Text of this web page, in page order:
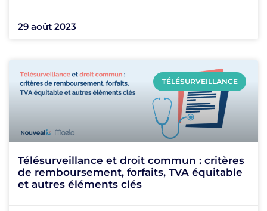
29 août 2023
TÉLÉSURVEILLANCE
Télésurveillance et droit commun : critères
de remboursement, forfaits, TVA équitable
et autres éléments clés